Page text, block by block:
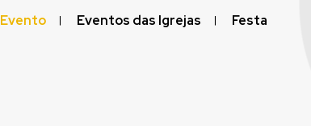
Evento Eventos das Igrejas Festa